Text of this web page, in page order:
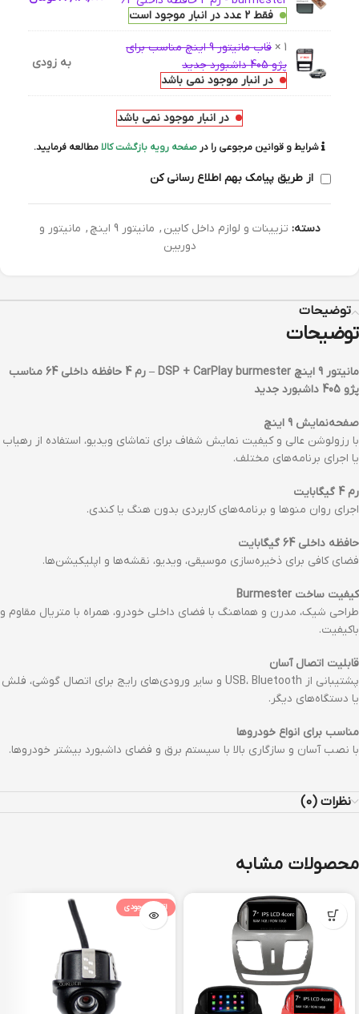
فقط 2 عدد در انبار موجود است
1 ×
قاب مانیتور 9 اینچ مناسب برای
پژو 405 داشبورد جدید
در انبار موجود نمی باشد
به زودی
در انبار موجود نمی باشد
شرایط و قوانین مرجوعی را درصفحه رویه بازگشت کالامطالعه فرمایید.
از طریق پیامک بهم اطلاع رسانی کن
دسته: تزیینات و لوازم داخل کابین , مانیتور 9 اینچ , مانیتور و
دوربین
توضیحات
توضیحات
مانیتور 9 اینچ DSP + CarPlay burmester – رم 4 حافظه داخلی 64 مناسب
پژو 405 داشبورد جدید
صفحه‌نمایش 9 اینچ
با رزولوشن عالی و کیفیت نمایش شفاف برای تماشای ویدیو، استفاده از رهیاب
یا اجرای برنامه‌های مختلف.
رم 4 گیگابایت
اجرای روان منوها و برنامه‌های کاربردی بدون هنگ یا کندی.
حافظه داخلی 64 گیگابایت
فضای کافی برای ذخیره‌سازی موسیقی، ویدیو، نقشه‌ها و اپلیکیشن‌ها.
کیفیت ساخت Burmester
طراحی شیک، مدرن و هماهنگ با فضای داخلی خودرو، همراه با متریال مقاوم و
باکیفیت.
قابلیت اتصال آسان
پشتیبانی از USB، Bluetooth و سایر ورودی‌های رایج برای اتصال گوشی، فلش
یا دستگاه‌های دیگر.
مناسب برای انواع خودروها
با نصب آسان و سازگاری بالا با سیستم برق و فضای داشبورد بیشتر خودروها.
نظرات (0)
محصولات مشابه
اتمام موجودی